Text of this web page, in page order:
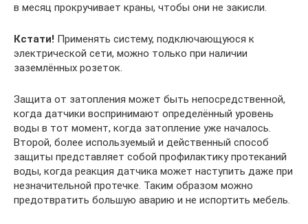
в месяц прокручивает краны, чтобы они не закисли.
Кстати! Применять систему, подключающуюся к
электрической сети, можно только при наличии
заземлённых розеток.
Защита от затопления может быть непосредственной,
когда датчики воспринимают определённый уровень
воды в тот момент, когда затопление уже началось.
Второй, более используемый и действенный способ
защиты представляет собой профилактику протеканий
воды, когда реакция датчика может наступить даже при
незначительной протечке. Таким образом можно
предотвратить большую аварию и не испортить мебель.